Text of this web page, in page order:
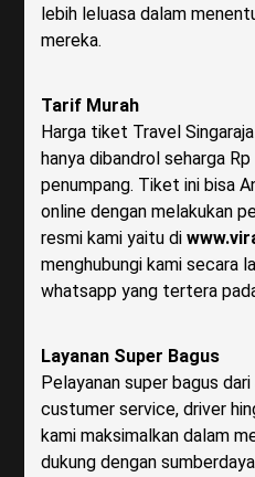
lebih leluasa dalam
mereka.
Tarif Murah
Harga tiket Travel
hanya dibandrol seharga
penumpang. Tiket ini bisa
online dengan melakukan
resmi kami yaitu di
menghubungi kami secara
whatsapp yang tertera
Layanan Super Bagus
Pelayanan super bagus
custumer service, driver
kami maksimalkan dalam
dukung dengan